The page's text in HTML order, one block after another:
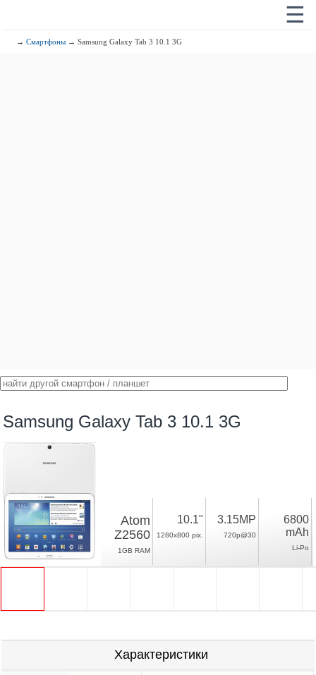
☰
→Смартфоны → Samsung Galaxy Tab 3 10.1 3G
Samsung Galaxy Tab 3 10.1 3G
Atom
Z2560
1GB RAM
10.1"
1280x800 pix.
3.15MP
720p@30
6800
mAh
Li-Po
Характеристики